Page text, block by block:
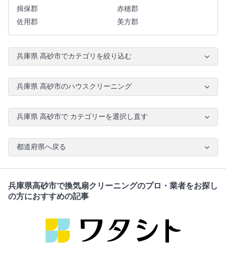
揖保郡
赤穂郡
佐用郡
美方郡
兵庫県 高砂市でカテゴリを絞り込む
兵庫県 高砂市のハウスクリーニング
兵庫県 高砂市で カテゴリーを選択し直す
都道府県へ戻る
兵庫県高砂市で換気扇クリーニングのプロ・業者をお探し
の方におすすめの記事